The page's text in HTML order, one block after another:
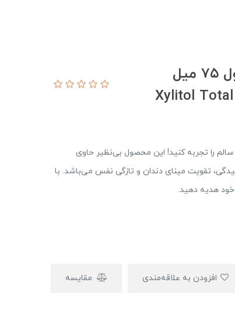
خمیردندان توتال ۱۲ کاره حاوی زایلیتول ۷۵ میل
و دهانی سالم را تجربه کنید! این محصول بی‌نظیر حاوی
پوسیدگی، تقویت مینای دندان و تازگی نفس می‌باشد. با
مقایسه